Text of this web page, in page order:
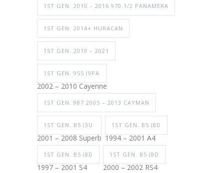
1ST GEN. 2010 – 2016 970.1/2 PANAMERA
1ST GEN. 2014+ HURACAN
1ST GEN. 2019 – 2021
1ST GEN. 955 (9PA
2002 – 2010 Cayenne
1ST GEN. 987 2005 – 2013 CAYMAN
1ST GEN. B5 (3U
2001 – 2008 Superb
1ST GEN. B5 (8D
1994 – 2001 A4
1ST GEN. B5 (8D
1997 – 2001 S4
1ST GEN. B5 (8D
2000 – 2002 RS4